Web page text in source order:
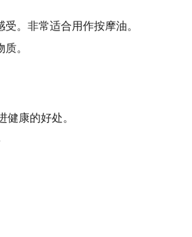
。非常适合用作按摩油。
。
康的好处。